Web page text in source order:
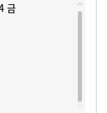
금